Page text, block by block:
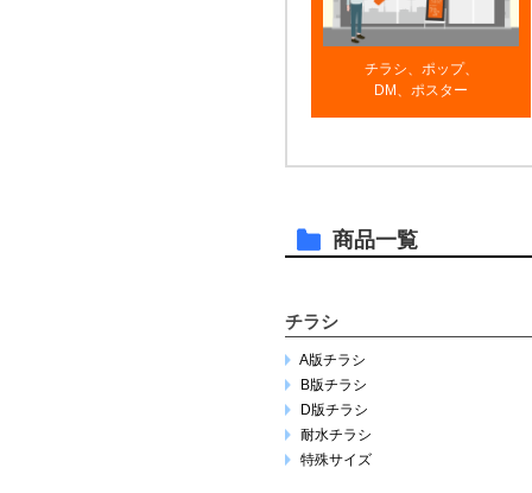
チラシ、ポップ、
DM、ポスター
商品一覧
チラシ
A版チラシ
B版チラシ
D版チラシ
耐水チラシ
特殊サイズ